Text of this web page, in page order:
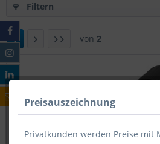
Filtern
1 von 2
Preisauszeichnung
Privatkunden werden Preise mit